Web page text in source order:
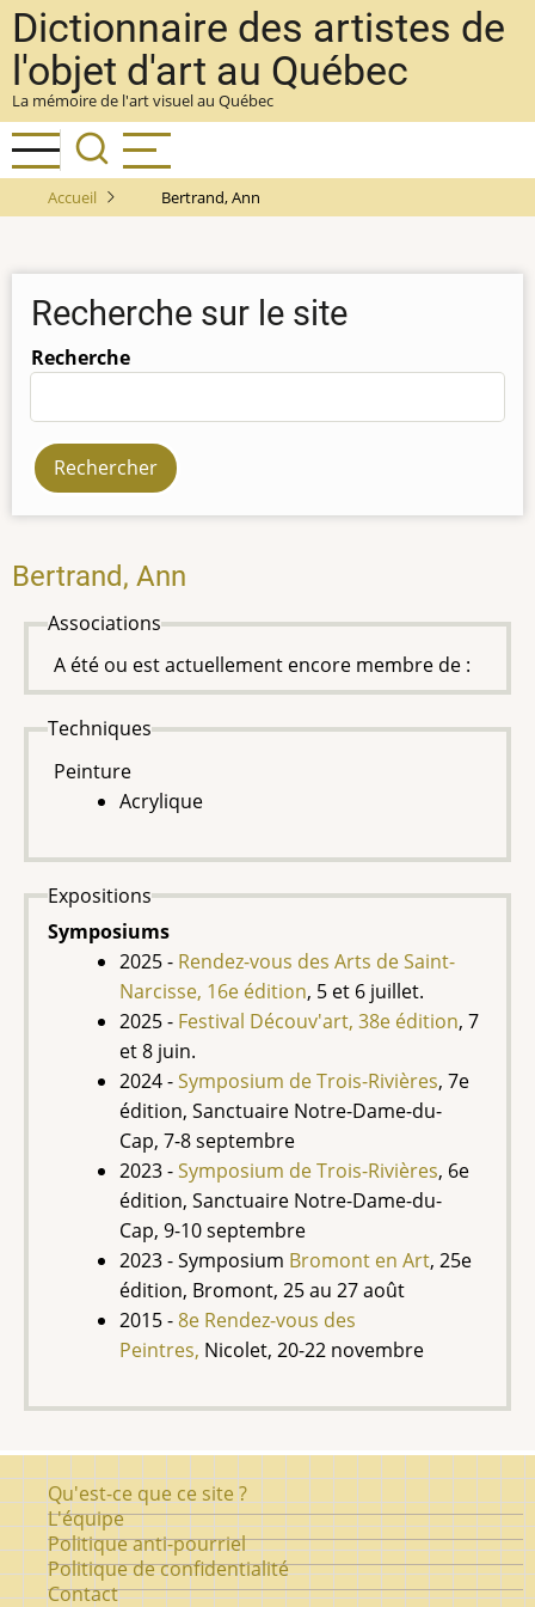
Aller
au
contenu
principal
Dictionnaire des artistes de
l'objet d'art au Québec
La mémoire de l'art visuel au Québec
Accueil Bertrand, Ann
Recherche sur le site
Recherche
Bertrand, Ann
Associations
A été ou est actuellement encore membre de :
Techniques
Peinture
Acrylique
Expositions
Symposiums
2025 - Rendez-vous des Arts de Saint-
Narcisse, 16e édition, 5 et 6 juillet.
2025 - Festival Découv'art, 38e édition, 7
et 8 juin.
2024 -Symposium de Trois-Rivières, 7e
édition, Sanctuaire Notre-Dame-du-
Cap, 7-8 septembre
2023 -Symposium de Trois-Rivières, 6e
édition, Sanctuaire Notre-Dame-du-
Cap, 9-10 septembre
2023 - Symposium Bromont en Art, 25e
édition, Bromont, 25 au 27 août
2015 -8e Rendez-vous des
Peintres, Nicolet, 20-22 novembre
Pied
de
page
Qu'est-ce que ce site ?
L'équipe
Politique anti-pourriel
Politique de confidentialité
Contact